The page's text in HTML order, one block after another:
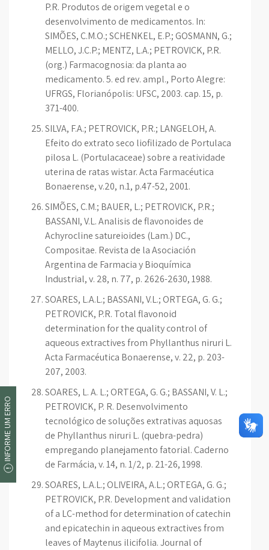
P.R. Produtos de origem vegetal e o
desenvolvimento de medicamentos. In:
SIMÕES, C.M.O.; SCHENKEL, E.P.; GOSMANN, G.;
MELLO, J.C.P.; MENTZ, L.A.; PETROVICK, P.R.
(org.) Farmacognosia: da planta ao
medicamento. 5. ed rev. ampl., Porto Alegre:
UFRGS, Florianópolis: UFSC, 2003. cap. 15, p.
371-400.
SILVA, F.A.; PETROVICK, P.R.; LANGELOH, A.
Efeito do extrato seco liofilizado de Portulaca
pilosa L. (Portulacaceae) sobre a reatividade
uterina de ratas wistar. Acta Farmacéutica
Bonaerense, v.20, n.1, p.47-52, 2001.
SIMÕES, C.M.; BAUER, L.; PETROVICK, P.R.;
BASSANI, V.L. Analisis de flavonoides de
Achyrocline satureioides (Lam.) DC.,
Compositae. Revista de la Asociación
Argentina de Farmacia y Bioquímica
Industrial, v. 28, n. 77, p. 2626-2630, 1988.
SOARES, L.A.L.; BASSANI, V.L.; ORTEGA, G. G.;
PETROVICK, P.R. Total flavonoid
determination for the quality control of
aqueous extractives from Phyllanthus niruri L.
Acta Farmacéutica Bonaerense, v. 22, p. 203-
207, 2003.
SOARES, L. A. L.; ORTEGA, G. G.; BASSANI, V. L.;
PETROVICK, P. R. Desenvolvimento
tecnológico de soluções extrativas aquosas
de Phyllanthus niruri L. (quebra-pedra)
empregando planejamento fatorial. Caderno
de Farmácia, v. 14, n. 1/2, p. 21-26, 1998.
SOARES, L.A.L.; OLIVEIRA, A.L.; ORTEGA, G. G.;
PETROVICK, P.R. Development and validation
of a LC-method for determination of catechin
and epicatechin in aqueous extractives from
leaves of Maytenus ilicifolia. Journal of
INFORME UM ERRO